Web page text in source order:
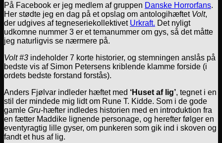
På Facebook er jeg medlem af gruppen Danske Horrorfans.
Her stødte jeg en dag på et opslag om antologihæftet Volt,
der udgives af tegneseriekollektivet Urkraft. Det nyligt
udkomne nummer 3 er et temanummer om gys, så det måtte
jeg naturligvis se nærmere på.
Volt #3 indeholder 7 korte historier, og stemningen anslås på
bedste vis af Simon Petersens kriblende klamme forside (i
ordets bedste forstand forstås).
Anders Fjølvar indleder hæftet med ‘Huset af lig’, tegnet i en
stil der mindede mig lidt om Rune T. Kidde. Som i de gode
gamle Gru-hæfter indledes historien med en introduktion fra
en fætter Maddike lignende personage, og herefter følger en
eventyragtig lille gyser, om punkeren som gik ind i skoven og
fandt et hus af lig.